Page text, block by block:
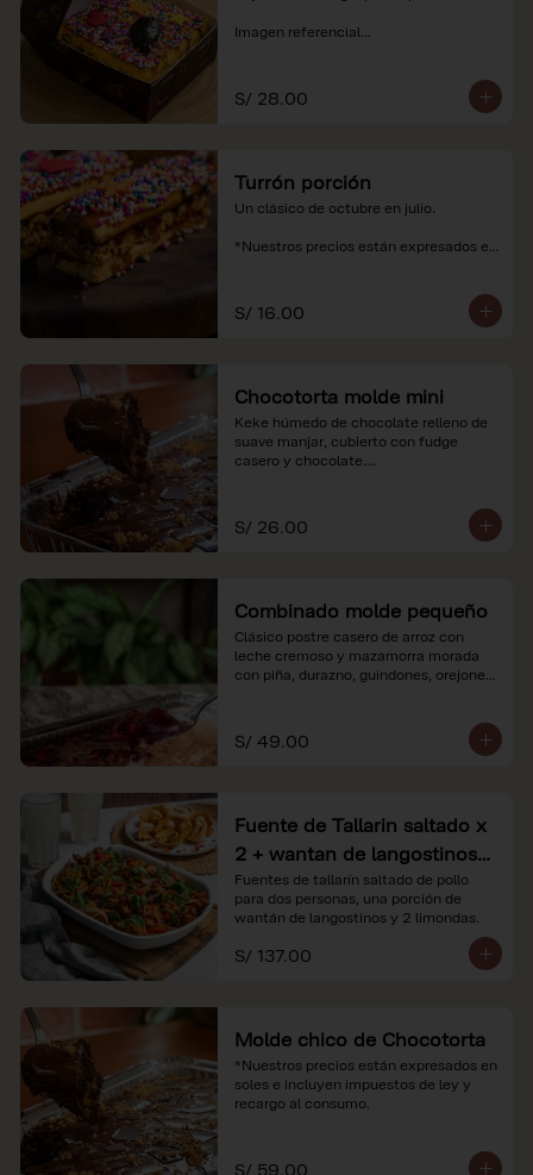
Imagen referencial
soles e incluyen impuestos de ley y
recargo al consumo.
S/ 28.00
Turrón porción
Un clásico de octubre en julio.
*Nuestros precios están expresados en
S/ 16.00
Chocotorta molde mini
Keke húmedo de chocolate relleno de
suave manjar, cubierto con fudge
casero y chocolate.
soles e incluyen impuestos de ley y
recargo al consumo. Imagenes
S/ 26.00
Combinado molde pequeño
Clásico postre casero de arroz con
leche cremoso y mazamorra morada
con piña, durazno, guindones, orejones
*Nuestros precios están expresados en
soles e incluyen impuestos de ley y
S/ 49.00
Fuente de Tallarin saltado x
2 + wantan de langostinos +
2 limonadas
Fuentes de tallarín saltado de pollo
para dos personas, una porción de
wantán de langostinos y 2 limondas.
S/ 137.00
Molde chico de Chocotorta
*Nuestros precios están expresados en
soles e incluyen impuestos de ley y
recargo al consumo.
S/ 59.00